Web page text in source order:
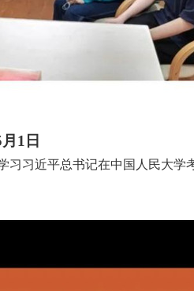
1 日
习近平总书记在中国人民大